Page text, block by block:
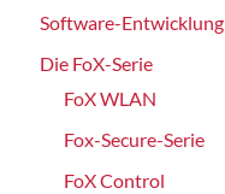
Software-Entwicklung
Die FoX-Serie
FoX WLAN
Fox-Secure-Serie
FoX Control